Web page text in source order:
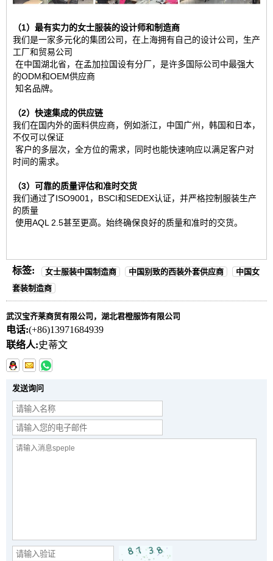
（1）最有实力的女士服装的设计师和制造商
我们是一家多元化的集团公司，在上海拥有自己的设计公司，生产
工厂和贸易公司
在中国湖北省，在孟加拉国设有分厂，是许多国际公司中最强大
的ODM和OEM供应商
知名品牌。
（2）快速集成的供应链
我们在国内外的面料供应商，例如浙江，中国广州，韩国和日本，
不仅可以保证
客户的多层次，全方位的需求，同时也能快速响应以满足客户对
时间的需求。
（3）可靠的质量评估和准时交货
我们通过了ISO9001，BSCI和SEDEX认证，并严格控制服装生产
的质量
使用AQL 2.5甚至更高。始终确保良好的质量和准时的交货。
标签: 女士服装中国制造商 中国别致的西装外套供应商
中国女
套装制造商
武汉宝齐莱商贸有限公司，湖北君橙服饰有限公司
电话:(+86)13971684939
联络人:史蒂文
发送询问